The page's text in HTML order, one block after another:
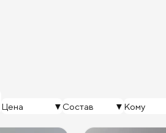
Цена Состав Кому